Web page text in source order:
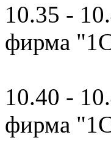
10.35 -
фирма
10.40 -
фирма